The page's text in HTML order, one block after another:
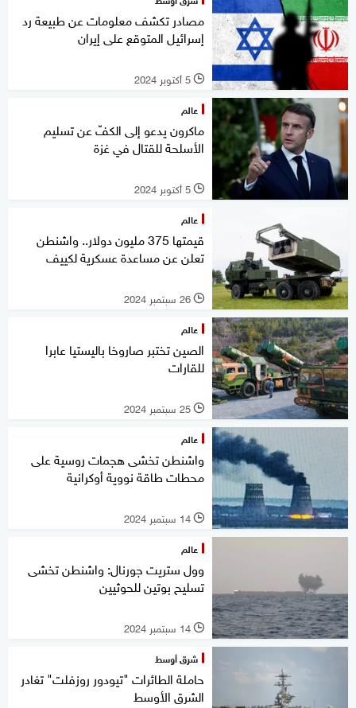
مصادر تكشف معلومات عن طبيعة رد
إسرائيل المتوقع على إيران
l 5 أكتوبر 2024
عالم
ماكرون يدعو إلى الكفّ عن تسليم
الأسلحة للقتال في غزة
l 5 أكتوبر 2024
عالم
قيمتها 375 مليون دولار.. واشنطن
تعلن عن مساعدة عسكرية لكييف
l 26 سبتمبر 2024
عالم
الصين تختبر صاروخا باليستيا عابرا
للقارات
l 25 سبتمبر 2024
عالم
واشنطن تخشى هجمات روسية على
محطات طاقة نووية أوكرانية
l 14 سبتمبر 2024
عالم
وول ستريت جورنال: واشنطن تخشى
تسليح بوتين للحوثيين
l 14 سبتمبر 2024
شرق أوسط
حاملة الطائرات "تيودور روزفلت" تغادر
الشرق الأوسط